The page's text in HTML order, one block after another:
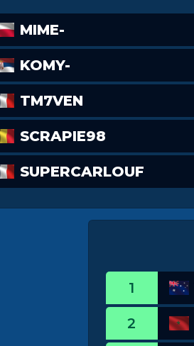
MIME-
KOMY-
TM7VEN
SCRAPIE98
SUPERCARLOUF
1
2